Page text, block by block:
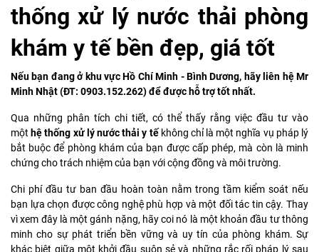
thống xử lý nước thải phòng
khám y tế bền đẹp, giá tốt
Nếu bạn đang ở khu vực Hồ Chí Minh - Bình Dương, hãy liên hệ Mr
Minh Nhật (ĐT: 0903.152.262) để được hỗ trợ tốt nhất.
Qua những phân tích chi tiết, có thể thấy rằng việc đầu tư vào
một hệ thống xử lý nước thải y tế không chỉ là một nghĩa vụ pháp lý
bắt buộc để phòng khám của bạn được cấp phép, mà còn là minh
chứng cho trách nhiệm của bạn với cộng đồng và môi trường.
Chi phí đầu tư ban đầu hoàn toàn nằm trong tầm kiểm soát nếu
bạn lựa chọn được công nghệ phù hợp và một đối tác tin cậy. Thay
vì xem đây là một gánh nặng, hãy coi nó là một khoản đầu tư thông
minh cho sự phát triển bền vững và uy tín của phòng khám. Sự
khác biệt giữa một khởi đầu suôn sẻ và những rắc rối pháp lý sau